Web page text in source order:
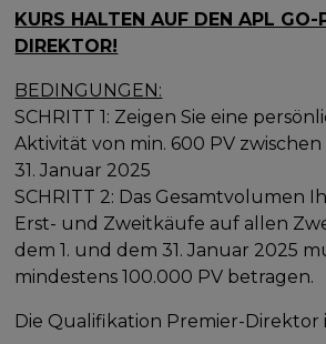
KURS HALTEN AUF DEN APL GO-
DIREKTOR!
BEDINGUNGEN:
SCHRITT 1: Zeigen Sie eine
Aktivität von min. 600 PV
31. Januar 2025
SCHRITT 2: Das Gesamtvolumen
Erst- und Zweitkäufe auf allen
dem 1. und dem 31. Januar 2025
mindestens 100.000 PV betragen.
Die Qualifikation Premier-Direktor